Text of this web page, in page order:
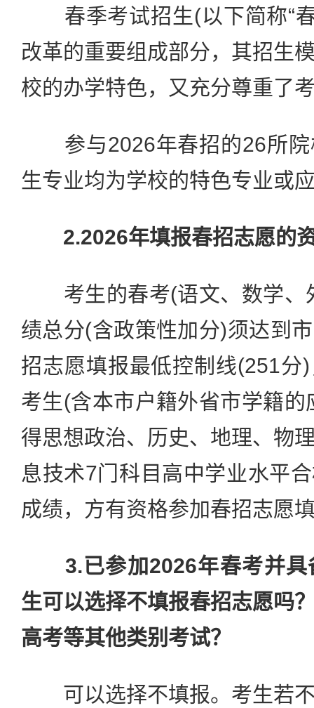
春季考试招生(以下简称“春
改革的重要组成部分，其招生
校的办学特色，又充分尊重了
参与2026年春招的26所院
生专业均为学校的特色专业或
2.2026年填报春招志愿的
考生的春考(语文、数学、
绩总分(含政策性加分)须达到
招志愿填报最低控制线(251分
考生(含本市户籍外省市学籍
得思想政治、历史、地理、物
息技术7门科目高中学业水平
成绩，方有资格参加春招志愿
3.已参加2026年春考并
生可以选择不填报春招志愿吗
高考等其他类别考试？
可以选择不填报。考生若不